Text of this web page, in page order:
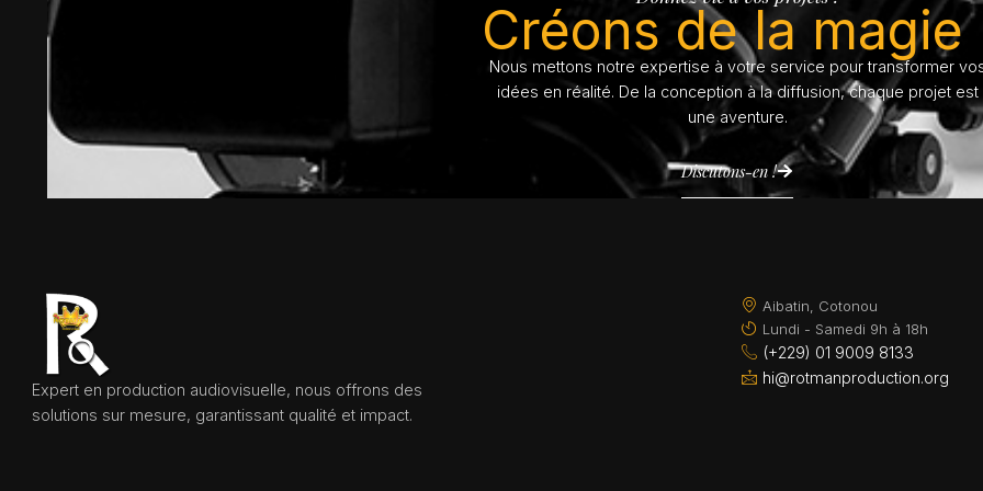
Créons de la magie
Nous mettons notre expertise à votre service pour transformer
idées en réalité. De la conception à la diffusion, chaque projet est
une aventure.
Discutons-en !
Expert en production audiovisuelle, nous offrons des
solutions sur mesure, garantissant qualité et impact.
Aibatin, Cotonou
Lundi - Samedi 9h à 18h
(+229) 01 9009 8133
hi@rotmanproduction.org